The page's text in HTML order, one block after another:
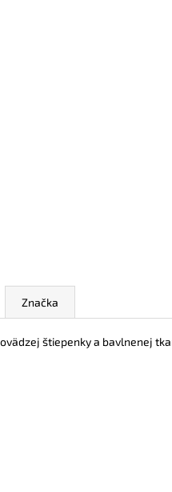
Značka
štiepenky a bavlnenej
6934 S2